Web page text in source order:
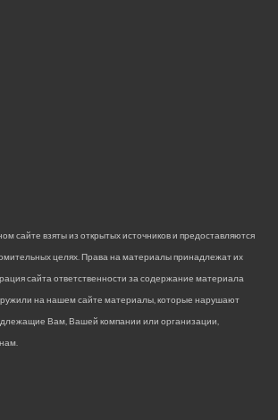
сайте взяты из открытых источников и предоставляются
целях. Права на материалы принадлежат их
сайта ответственности за содержание материала
на нашем сайте материалы, которые нарушают
Вам, Вашей компании или организации,